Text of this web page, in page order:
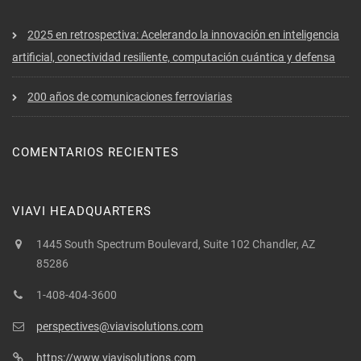
2025 en retrospectiva: Acelerando la innovación en inteligencia
artificial, conectividad resiliente, computación cuántica y defensa
200 años de comunicaciones ferroviarias
COMENTARIOS RECIENTES
VIAVI HEADQUARTERS
1445 South Spectrum Boulevard, Suite 102 Chandler, AZ
85286
1-408-404-3600
perspectives@viavisolutions.com
https://www.viavisolutions.com